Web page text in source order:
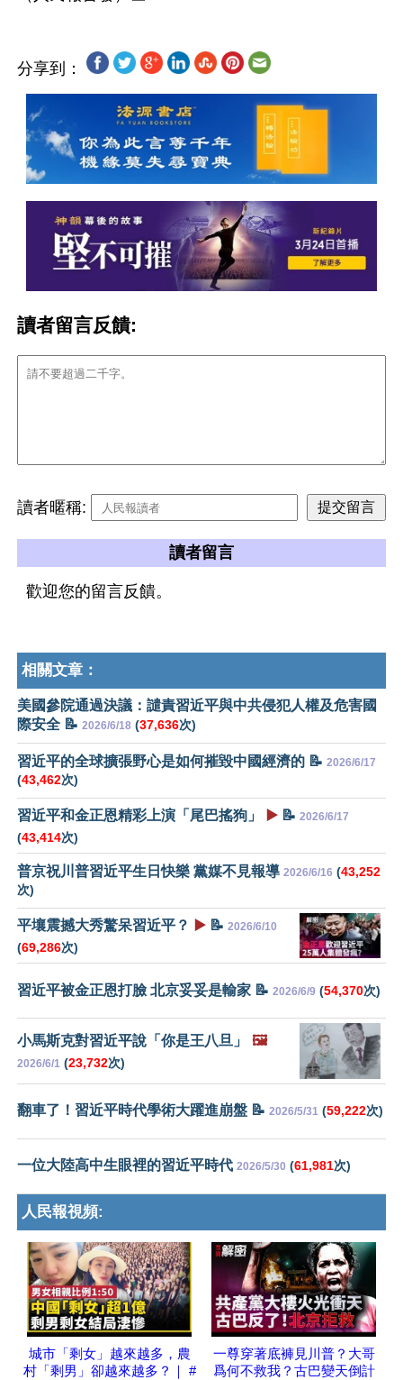
分享到：
讀者留言反饋:
讀者暱稱:
讀者留言
歡迎您的留言反饋。
相關文章：
美國參院通過決議：譴責習近平與中共侵犯人權及危害國
際安全 📝 2026/6/18 (37,636次)
習近平的全球擴張野心是如何摧毀中國經濟的 📝 2026/6/17
(43,462次)
習近平和金正恩精彩上演「尾巴搖狗」 ▶️ 📝 2026/6/17
(43,414次)
普京祝川普習近平生日快樂 黨媒不見報導 2026/6/16 (43,252
次)
平壤震撼大秀驚呆習近平？ ▶️ 📝 2026/6/10
(69,286次)
習近平被金正恩打臉 北京妥妥是輸家 📝 2026/6/9 (54,370次)
小馬斯克對習近平說「你是王八旦」 🖼️
2026/6/1 (23,732次)
翻車了！習近平時代學術大躍進崩盤 📝 2026/5/31 (59,222次)
一位大陸高中生眼裡的習近平時代 2026/5/30 (61,981次)
人民報視頻:
城市「剩女」越來越多，農
村「剩男」卻越來越多？｜ #
一尊穿著底褲見川普？大哥
爲何不救我？古巴變天倒計